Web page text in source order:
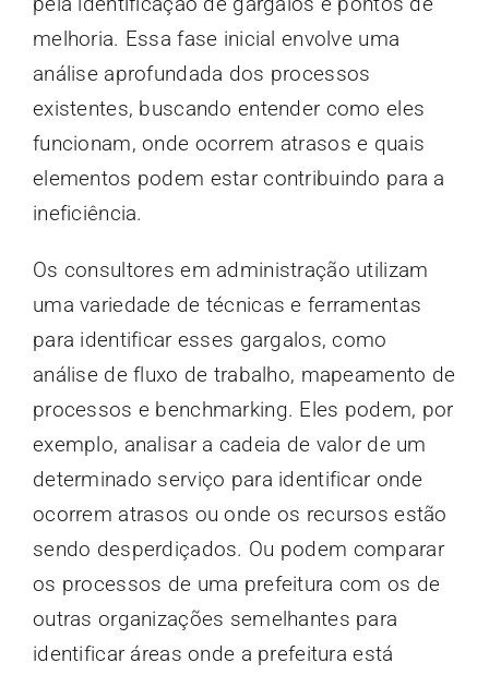
melhoria. Essa fase inicial envolve uma
análise aprofundada dos processos
existentes, buscando entender como eles
funcionam, onde ocorrem atrasos e quais
elementos podem estar contribuindo para a
ineficiência.
Os consultores em administração utilizam
uma variedade de técnicas e ferramentas
para identificar esses gargalos, como
análise de fluxo de trabalho, mapeamento de
processos e benchmarking. Eles podem, por
exemplo, analisar a cadeia de valor de um
determinado serviço para identificar onde
ocorrem atrasos ou onde os recursos estão
sendo desperdiçados. Ou podem comparar
os processos de uma prefeitura com os de
outras organizações semelhantes para
identificar áreas onde a prefeitura está